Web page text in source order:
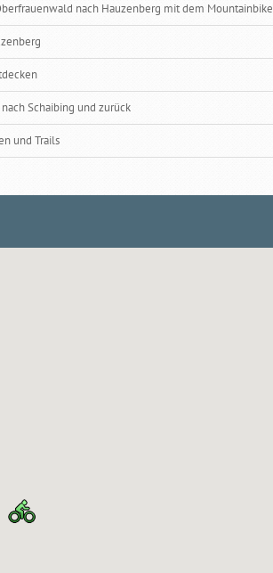
nach Hauzenberg mit dem Mountainbike
Schaibing und zurück
und Trails